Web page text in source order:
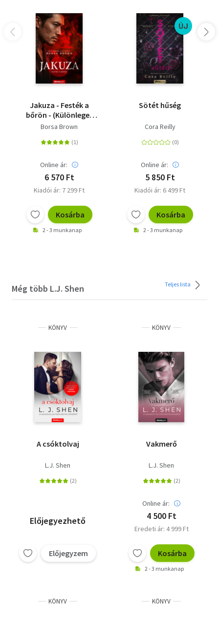
Jakuza - Festék a
bőrön - (Különleges
kiadás)
Borsa Brown
Online ár:
6 570 Ft
Kiadói ár: 7 299 Ft
Kosárba
2 - 3 munkanap
ÚJ
Sötét hűség
Cora Reilly
Online ár:
5 850 Ft
Kiadói ár: 6 499 Ft
Kosárba
2 - 3 munkanap
Még több L.J. Shen Teljes lista
KÖNYV
A csóktolvaj
L.J. Shen
Előjegyezhető
Előjegyzem
KÖNYV
Vakmerő
L.J. Shen
Online ár:
4 500 Ft
Eredeti ár: 4 999 Ft
Kosárba
2 - 3 munkanap
KÖNYV KÖNYV